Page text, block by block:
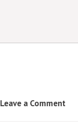
Leave a Comment